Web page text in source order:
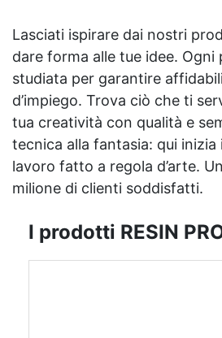
Lasciati ispirare dai nostri
dare forma alle tue idee. Ogni
studiata per garantire
d’impiego. Trova ciò che ti
tua creatività con qualità e
tecnica alla fantasia: qui inizia
lavoro fatto a regola d’arte.
milione di clienti soddisfatti.
I prodotti RESIN